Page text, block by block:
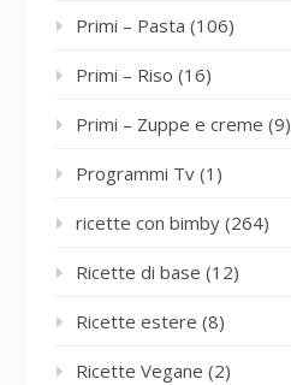
Primi – Pasta (106)
Primi – Riso (16)
Primi – Zuppe e creme (9)
Programmi Tv (1)
ricette con bimby (264)
Ricette di base (12)
Ricette estere (8)
Ricette Vegane (2)